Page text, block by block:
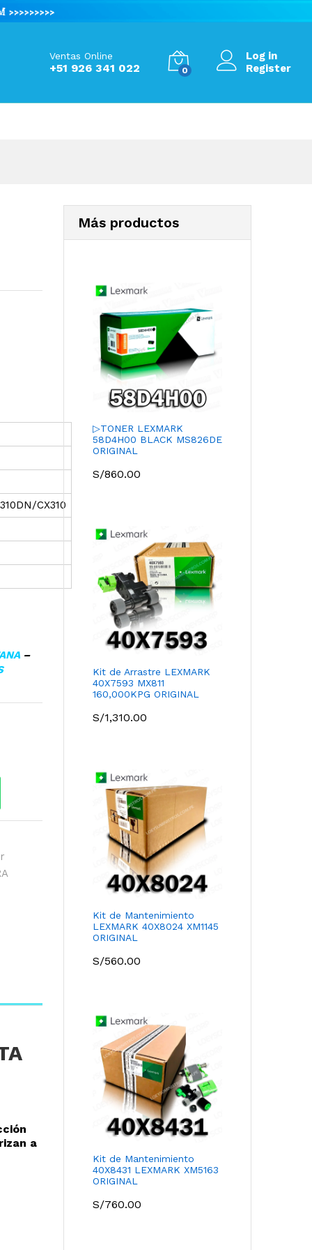
Ventas Online
+51 926 341 022 0
Log in
Register
CX310
–
a
Más productos
▷TONER LEXMARK
58D4H00 BLACK MS826DE
ORIGINAL
S/860.00
Kit de Arrastre LEXMARK
40X7593 MX811
160,000KPG ORIGINAL
S/1,310.00
Kit de Mantenimiento
LEXMARK 40X8024 XM1145
ORIGINAL
S/560.00
Kit de Mantenimiento
40X8431 LEXMARK XM5163
ORIGINAL
S/760.00